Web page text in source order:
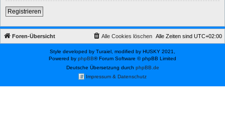
Registrieren
Foren-Übersicht Alle Zeiten sind UTC+02:00
Alle Cookies löschen
Style developed by Turaiel, modified by HUSKY 2021,
Powered by phpBB® Forum Software © phpBB Limited
Deutsche Übersetzung durch phpBB.de
Impressum & Datenschutz